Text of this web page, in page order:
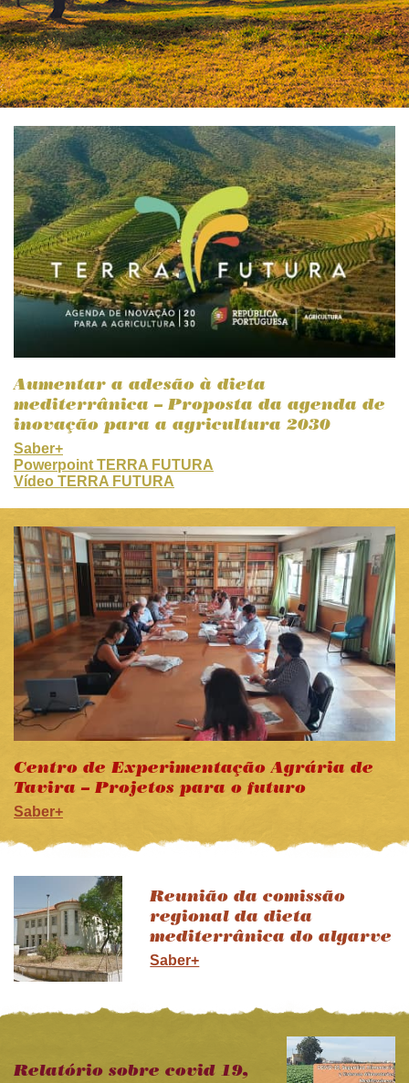
Aumentar a adesão à dieta
mediterrânica – Proposta da agenda de
inovação para a agricultura 2030
Saber+
Powerpoint TERRA FUTURA
Vídeo TERRA FUTURA
Centro de Experimentação Agrária de
Tavira – Projetos para o futuro
Saber+
Reunião da comissão
regional da dieta
mediterrânica do algarve
Saber+
Relatório sobre covid 19,